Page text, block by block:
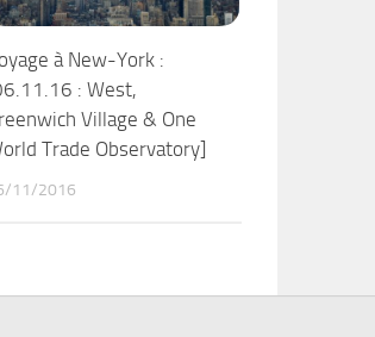
à New-York :
: West,
Village & One
Trade Observatory]
11/2016